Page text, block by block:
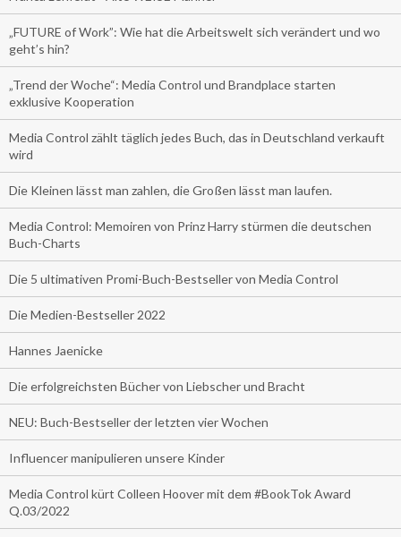
„FUTURE of Work”: Wie hat die Arbeitswelt sich verändert und wo
geht’s hin?
„Trend der Woche“: Media Control und Brandplace starten
exklusive Kooperation
Media Control zählt täglich jedes Buch, das in Deutschland verkauft
wird
Die Kleinen lässt man zahlen, die Großen lässt man laufen.
Media Control: Memoiren von Prinz Harry stürmen die deutschen
Buch-Charts
Die 5 ultimativen Promi-Buch-Bestseller von Media Control
Die Medien-Bestseller 2022
Hannes Jaenicke
Die erfolgreichsten Bücher von Liebscher und Bracht
NEU: Buch-Bestseller der letzten vier Wochen
Influencer manipulieren unsere Kinder
Media Control kürt Colleen Hoover mit dem #BookTok Award
Q.03/2022